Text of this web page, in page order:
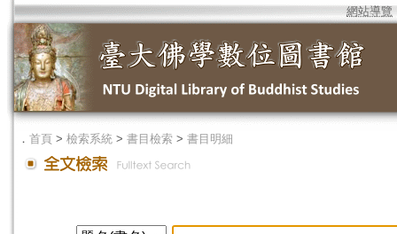
網站導覽
． 首頁 > 檢索系統 > 書目檢索 > 書目明細